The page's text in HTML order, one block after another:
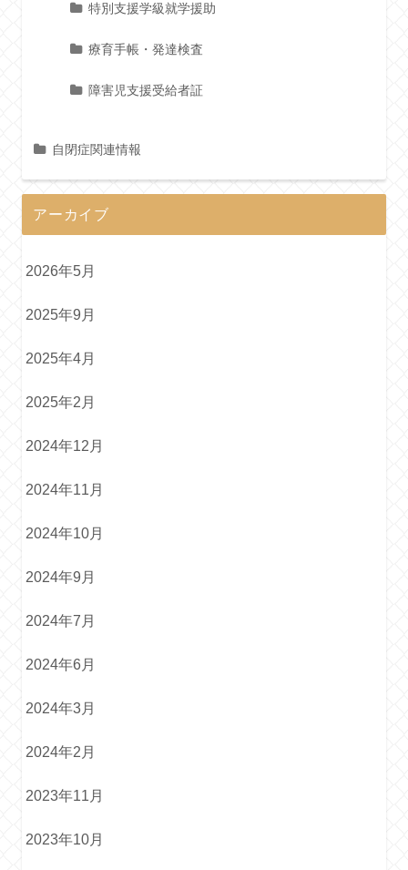
特別支援学級就学援助
療育手帳・発達検査
障害児支援受給者証
自閉症関連情報
アーカイブ
2026年5月
2025年9月
2025年4月
2025年2月
2024年12月
2024年11月
2024年10月
2024年9月
2024年7月
2024年6月
2024年3月
2024年2月
2023年11月
2023年10月